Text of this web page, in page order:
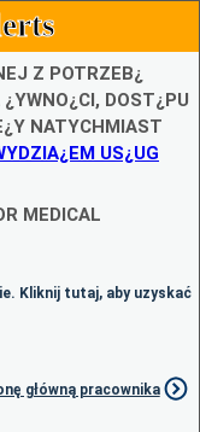
Z POTRZEB¿
DOST¿PU
NATYCHMIAST
US¿UG
MEDICAL
Kliknij tutaj, aby uzyskać
główną pracownika